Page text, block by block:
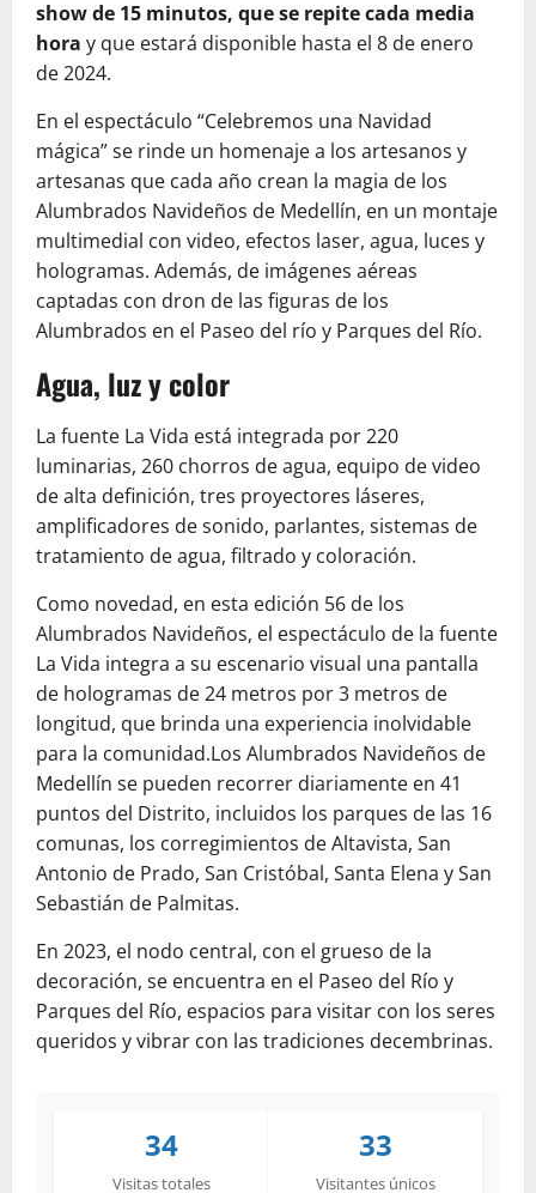
show de 15 minutos, que se repite cada media
hora y que estará disponible hasta el 8 de enero
de 2024.
En el espectáculo “Celebremos una Navidad
mágica” se rinde un homenaje a los artesanos y
artesanas que cada año crean la magia de los
Alumbrados Navideños de Medellín, en un montaje
multimedial con video, efectos laser, agua, luces y
hologramas. Además, de imágenes aéreas
captadas con dron de las figuras de los
Alumbrados en el Paseo del río y Parques del Río.
Agua, luz y color
La fuente La Vida está integrada por 220
luminarias, 260 chorros de agua, equipo de video
de alta definición, tres proyectores láseres,
amplificadores de sonido, parlantes, sistemas de
tratamiento de agua, filtrado y coloración.
Como novedad, en esta edición 56 de los
Alumbrados Navideños, el espectáculo de la fuente
La Vida integra a su escenario visual una pantalla
de hologramas de 24 metros por 3 metros de
longitud, que brinda una experiencia inolvidable
para la comunidad.Los Alumbrados Navideños de
Medellín se pueden recorrer diariamente en 41
puntos del Distrito, incluidos los parques de las 16
comunas, los corregimientos de Altavista, San
Antonio de Prado, San Cristóbal, Santa Elena y San
Sebastián de Palmitas.
En 2023, el nodo central, con el grueso de la
decoración, se encuentra en el Paseo del Río y
Parques del Río, espacios para visitar con los seres
queridos y vibrar con las tradiciones decembrinas.
34
Visitas totales
33
Visitantes únicos